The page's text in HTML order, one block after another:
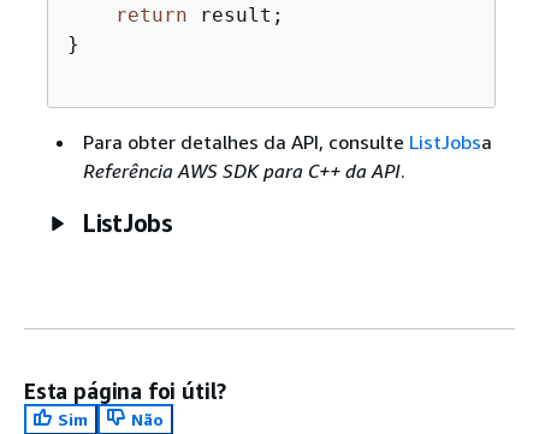
return result;
}
Para obter detalhes da API, consulte ListJobsa
Referência AWS SDK para C++ da API.
ListJobs
Esta página foi útil?
Sim
Não